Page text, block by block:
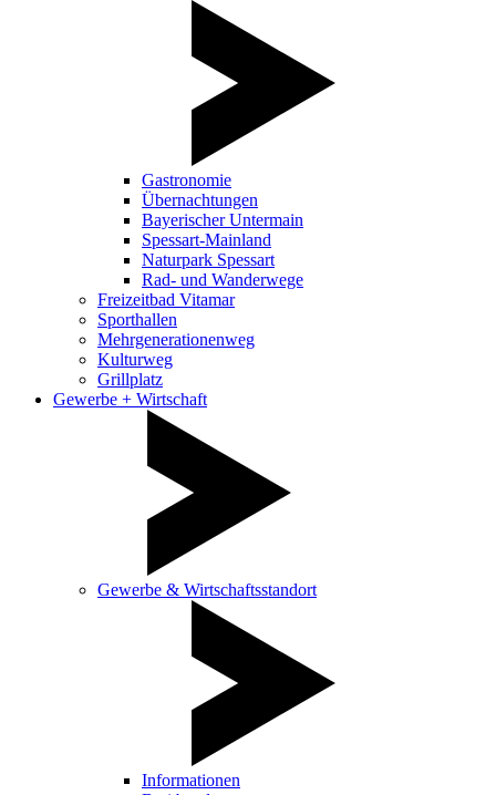
Gastronomie
Übernachtungen
Bayerischer Untermain
Spessart-Mainland
Naturpark Spessart
Rad- und Wanderwege
Freizeitbad Vitamar
Sporthallen
Mehrgenerationenweg
Kulturweg
Grillplatz
Gewerbe + Wirtschaft
Gewerbe & Wirtschaftsstandort
Informationen